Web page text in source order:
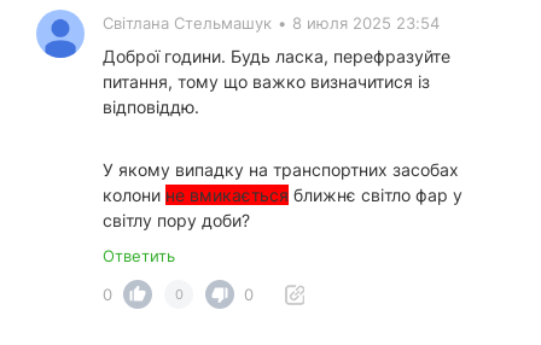
Світлана Стельмашук • 8 июля 2025 23:54
Доброї години. Будь ласка, перефразуйте
питання, тому що важко визначитися із
відповіддю.
У якому випадку на транспортних засобах
колони не вмикається ближнє світло фар у
світлу пору доби?
Ответить
0
0 0